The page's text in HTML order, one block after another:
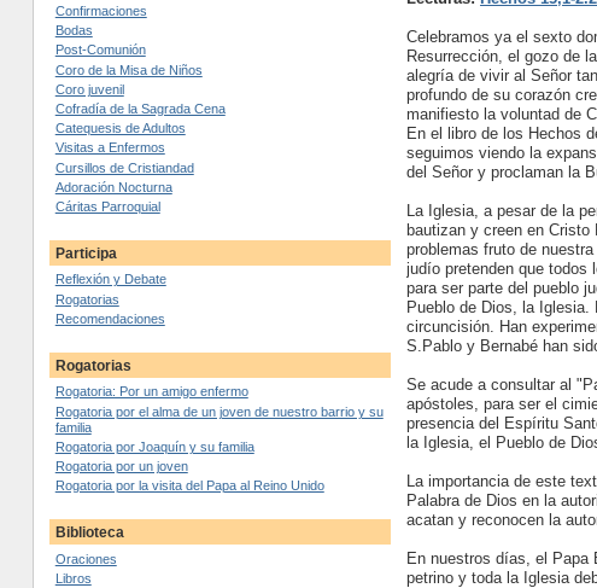
Confirmaciones
Bodas
Post-Comunión
Coro de la Misa de Niños
Coro juvenil
Cofradía de la Sagrada Cena
Catequesis de Adultos
Visitas a Enfermos
Cursillos de Cristiandad
Adoración Nocturna
Cáritas Parroquial
Participa
Reflexión y Debate
Rogatorias
Recomendaciones
Rogatorias
Rogatoria: Por un amigo enfermo
Rogatoria por el alma de un joven de nuestro barrio y su
familia
Rogatoria por Joaquín y su familia
Rogatoria por un joven
Rogatoria por la visita del Papa al Reino Unido
Biblioteca
Oraciones
Libros
Celebramos ya el sexto
Resurrección, el gozo de
alegría de vivir al Señor
profundo de su corazón
manifiesto la voluntad de
En el libro de los Hechos
seguimos viendo la
del Señor y proclaman la
La Iglesia, a pesar de la
bautizan y creen en
problemas fruto de
judío pretenden que todos
para ser parte del pueblo
Pueblo de Dios, la Iglesia.
circuncisión. Han
S.Pablo y Bernabé han
Se acude a consultar al
apóstoles, para ser el
presencia del Espíritu
la Iglesia, el Pueblo de
La importancia de este
Palabra de Dios en la
acatan y reconocen la
En nuestros días, el Papa
petrino y toda la Iglesia